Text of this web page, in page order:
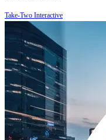
Take-Two Interactive